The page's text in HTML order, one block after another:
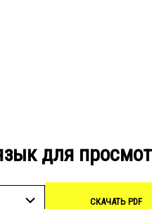
для
СКАЧАТЬ PDF